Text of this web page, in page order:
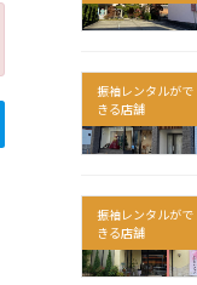
振袖レンタルがで
きる店舗
振袖レンタルがで
きる店舗